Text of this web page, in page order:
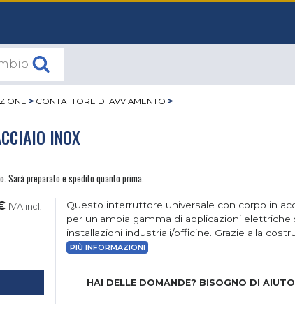
> CONTATTORE DI AVVIAMENTO >
INOX
Sarà preparato e spedito quanto prima.
IVA incl.
Questo interruttore universale con corpo in
per un'ampia gamma di applicazioni elettriche
installazioni industriali/officine. Grazie alla
PIÙ INFORMAZIONI
HAI DELLE DOMANDE? BISOGNO DI